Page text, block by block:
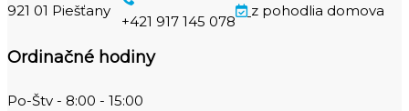
921 01 Piešťany
+421 917 145 078
z pohodlia domova
Ordinačné hodiny
Po-Štv - 8:00 - 15:00